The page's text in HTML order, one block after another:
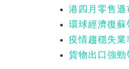
港四月零售
環球經濟復
疫情趨穩失
貨物出口強